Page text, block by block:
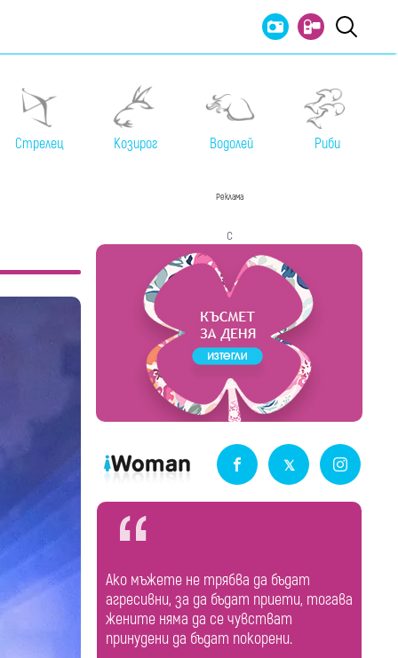
Стрелец Козирог Водолей Риби
Реклама
с
Ако мъжете не трябва да бъдат
агресивни, за да бъдат приети, тогава
жените няма да се чувстват
принудени да бъдат покорени.